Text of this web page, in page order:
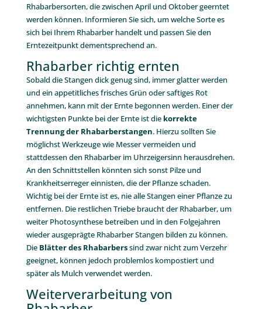
Rhabarbersorten, die zwischen April und Oktober geerntet
werden können. Informieren Sie sich, um welche Sorte es
sich bei Ihrem Rhabarber handelt und passen Sie den
Erntezeitpunkt dementsprechend an.
Rhabarber richtig ernten
Sobald die Stangen dick genug sind, immer glatter werden
und ein appetitliches frisches Grün oder saftiges Rot
annehmen, kann mit der Ernte begonnen werden. Einer der
wichtigsten Punkte bei der Ernte ist die korrekte
Trennung der Rhabarberstangen. Hierzu sollten Sie
möglichst Werkzeuge wie Messer vermeiden und
stattdessen den Rhabarber im Uhrzeigersinn herausdrehen.
An den Schnittstellen könnten sich sonst Pilze und
Krankheitserreger einnisten, die der Pflanze schaden.
Wichtig bei der Ernte ist es, nie alle Stangen einer Pflanze zu
entfernen. Die restlichen Triebe braucht der Rhabarber, um
weiter Photosynthese betreiben und in den Folgejahren
wieder ausgeprägte Rhabarber Stangen bilden zu können.
Die Blätter des Rhabarberssind zwar nicht zum Verzehr
geeignet, können jedoch problemlos kompostiert und
später als Mulch verwendet werden.
Weiterverarbeitung von